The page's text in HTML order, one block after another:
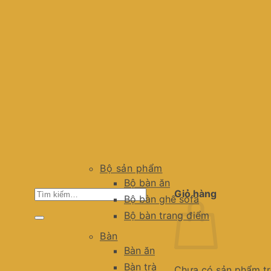
Bộ sản phẩm
Bộ bàn ăn
Bộ bàn ghế sofa
Bộ bàn trang điểm
Bàn
Bàn ăn
Bàn trà
Tìm
Giỏ hàng